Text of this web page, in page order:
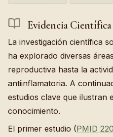
Evidencia Científica
La investigación científica
ha explorado diversas
reproductiva hasta la
antiinflamatoria. A
estudios clave que ilustran
conocimiento.
El primer estudio (PMID